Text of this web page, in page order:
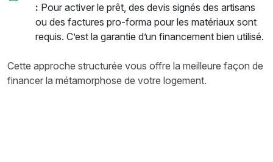
: Pour activer le prêt, des devis signés des artisans
ou des factures pro-forma pour les matériaux sont
requis. C’est la garantie d’un financement bien utilisé.
Cette approche structurée vous offre la meilleure façon de
financer la métamorphose de votre logement.